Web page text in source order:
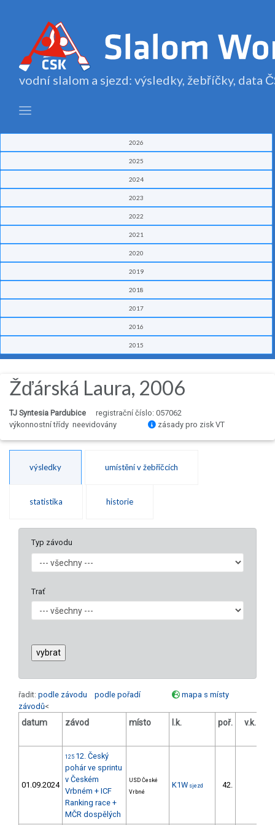
vodní slalom a sjezd: výsledky, žebříčky, data
2026
2025
2024
2023
2022
2021
2020
2019
2018
2017
2016
2015
Žďárská Laura, 2006
TJ Syntesia Pardubice
registrační číslo: 057062
výkonnostní třídy neevidovány
zásady pro zisk VT
výsledky umístění v žebříčcích
statistika historie
Typ závodu
Trať
řadit: podle závodu podle pořadí
mapa s místy
závodů<
datum závod místo l.k. poř. v.k.
01.09.2024
125 12. Český
pohár ve sprintu
v Českém
Vrbném + ICF
Ranking race +
MČR dospělých
USD České
Vrbné
K1W sjezd 42.